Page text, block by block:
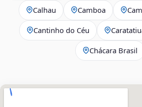
Calhau Camboa
Cantinho do Céu
Chácara Brasil